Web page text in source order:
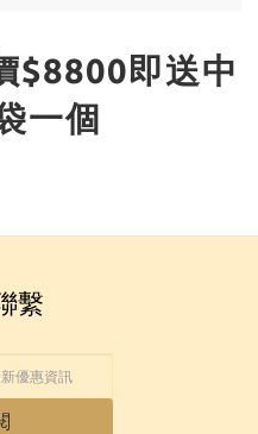
$8800即送中
一個
繫